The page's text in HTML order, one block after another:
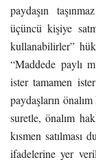
paydaşın
üçüncü kişiye
kullanabilirler”
“Maddede paylı
ister tamamen
paydaşların
suretle, önalım
kısmen satılması
ifadelerine yer